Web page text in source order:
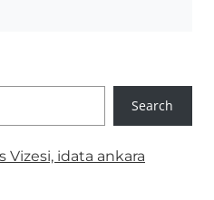
Search
Vizesi, idata ankara